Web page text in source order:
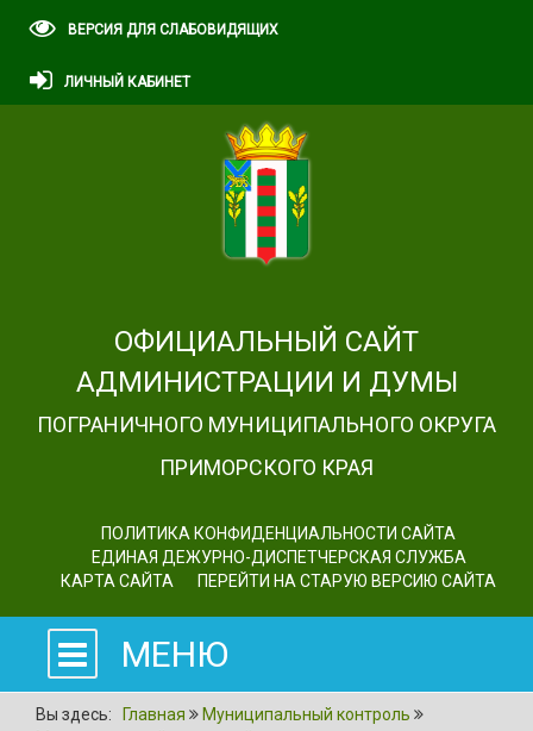
ВЕРСИЯ ДЛЯ СЛАБОВИДЯЩИХ
ЛИЧНЫЙ КАБИНЕТ
ОФИЦИАЛЬНЫЙ САЙТ
АДМИНИСТРАЦИИ И ДУМЫ
ПОГРАНИЧНОГО МУНИЦИПАЛЬНОГО ОКРУГА
ПРИМОРСКОГО КРАЯ
ПОЛИТИКА КОНФИДЕНЦИАЛЬНОСТИ САЙТА
ЕДИНАЯ ДЕЖУРНО-ДИСПЕТЧЕРСКАЯ СЛУЖБА
КАРТА САЙТА
ПЕРЕЙТИ НА СТАРУЮ ВЕРСИЮ САЙТА
МЕНЮ
Вы здесь: Главная
Муниципальный контроль